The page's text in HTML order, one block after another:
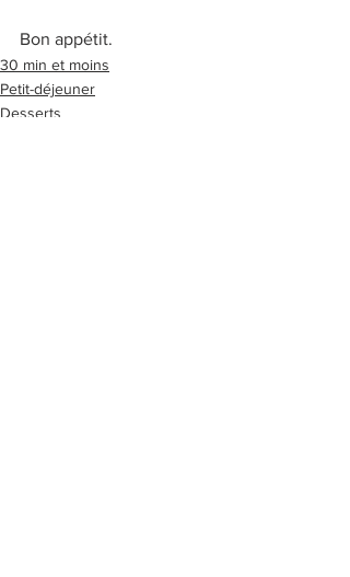
Bon appétit.
30 min et moins
Petit-déjeuner
Desserts